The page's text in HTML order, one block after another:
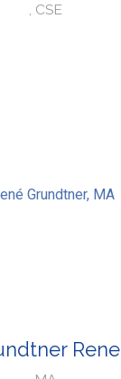
, CSE
Rene